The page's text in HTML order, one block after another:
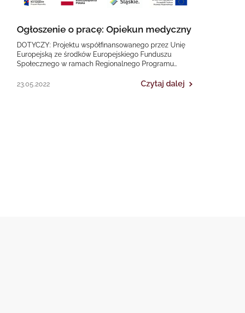
Ogłoszenie o pracę: Opiekun medyczny
DOTYCZY: Projektu współfinansowanego przez Unię
Europejską ze środków Europejskiego Funduszu
Społecznego w ramach Regionalnego Programu
2020 „II EDYCJA Poprawa dostępności…
23.05.2022 Czytaj dalej